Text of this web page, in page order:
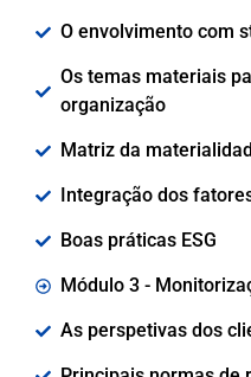
O envolvimento com
Os temas materiais
organização
Matriz da
Integração dos
Boas práticas ESG
Módulo 3 -
As perspetivas dos